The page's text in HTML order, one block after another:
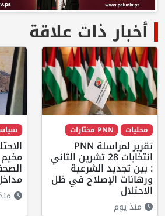
أخبار ذات علاقة
محليات PNN مختارات
تقرير لمراسلة PNN
انتخابات 28 تشرين الثاني
: بين تجديد الشرعية
ورهانات الإصلاح في ظل
الاحتلال
منذ يوم